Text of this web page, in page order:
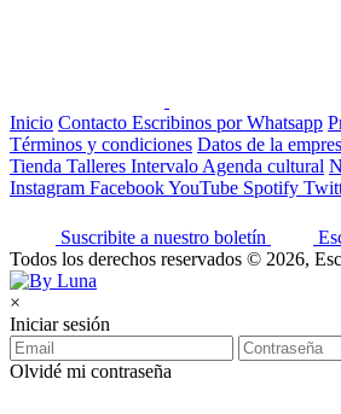
Inicio Contacto Escribinos por Whatsapp
Términos y condiciones Datos de la
Tienda Talleres Intervalo Agenda cultural
Instagram FacebookYouTube Spotify
Suscribite a nuestro boletín
Todos los derechos reservados © 2026,
×
Iniciar sesión
Olvidé mi contraseña